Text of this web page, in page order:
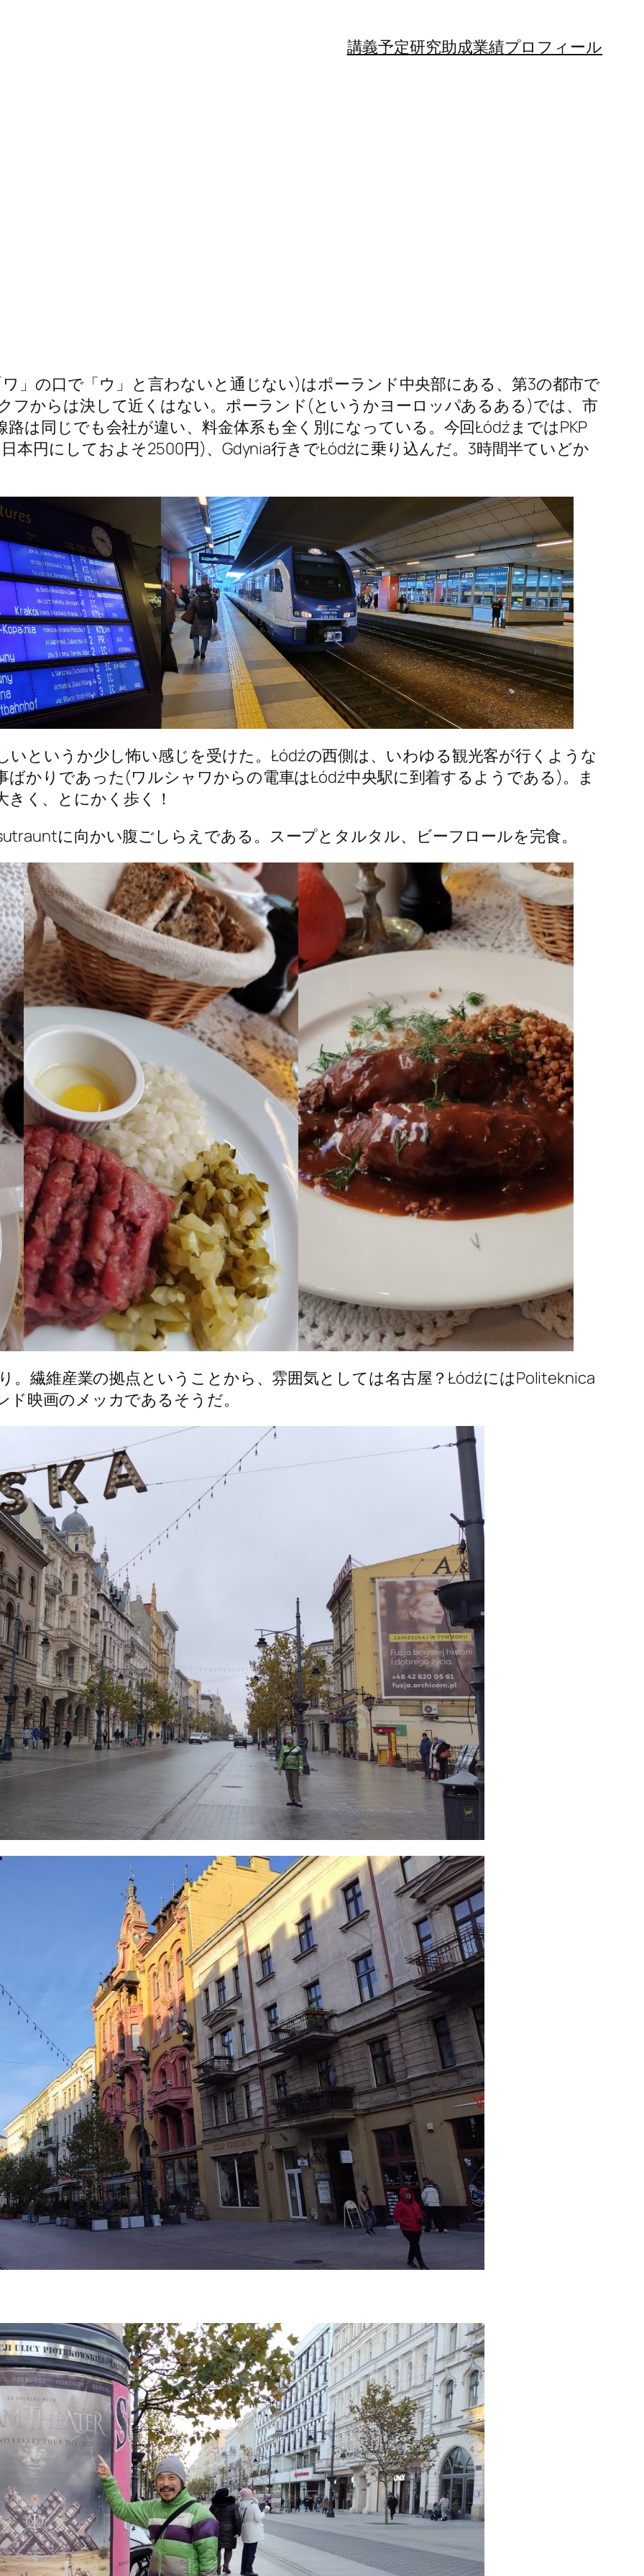
講義予定研究助成業績プロフィール
」の口で「ウ」と言わないと通じない)はポーランド中央部にある、第3の都市で
フからは決して近くはない。ポーランド(というかヨーロッパあるある)では、市
は同じでも会社が違い、料金体系も全く別になっている。今回ŁódźまではPKP
本円にしておよそ2500円)、Gdynia行きでŁódźに乗り込んだ。3時間半ていどか
いというか少し怖い感じを受けた。Łódźの西側は、いわゆる観光客が行くような
ばかりであった(ワルシャワからの電車はŁódź中央駅に到着するようである)。ま
く、とにかく歩く！
に向かい腹ごしらえである。スープとタルタル、ビーフロールを完食。
。繊維産業の拠点ということから、雰囲気としては名古屋？ŁódźにはPoliteknica
映画のメッカであるそうだ。